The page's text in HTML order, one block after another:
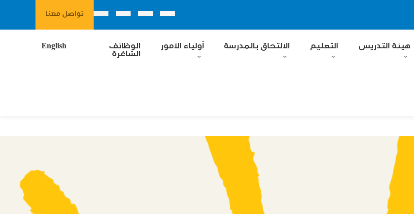
تواصل معنا
هيئة التدريس التعليم الالتحاق بالمدرسة آولياء الآمور
الوظائف
الشاغرة
English